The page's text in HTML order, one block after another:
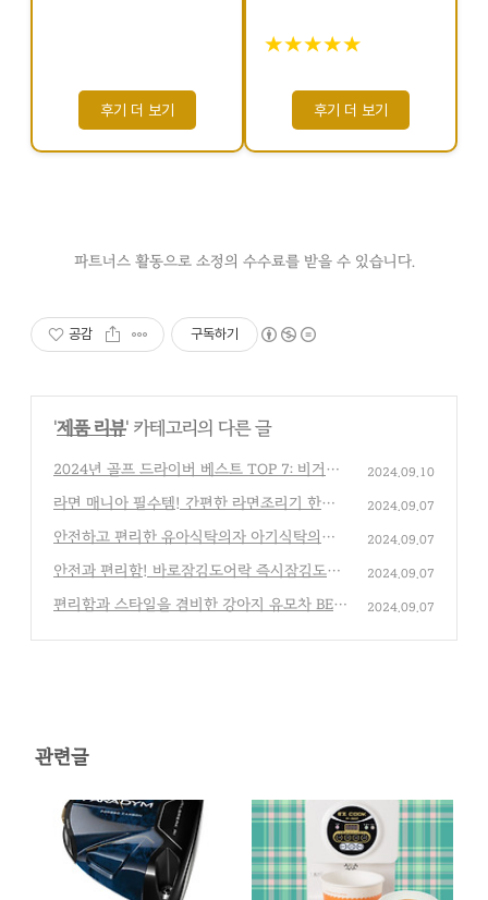
후기 더 보기
★★★★★
후기 더 보기
파트너스 활동으로 소정의 수수료를 받을 수 있습니다.
공감 구독하기
'제품 리뷰' 카테고리의 다른 글
2024년 골프 드라이버 베스트 TOP 7: 비거리
와 정확성을 모두 잡다
2024.09.10
라면 매니아 필수템! 간편한 라면조리기 한강
라면제조기 베스트 5
2024.09.07
안전하고 편리한 유아식탁의자 아기식탁의자,
베스트 TOP 7 제품 추천
2024.09.07
안전과 편리함! 바로잠김도어락 즉시잠김도어
락 추천 제품 5선
2024.09.07
편리함과 스타일을 겸비한 강아지 유모차 BES
2024.09.07
관련글